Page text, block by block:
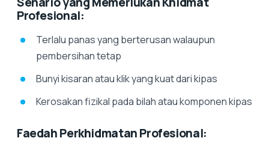
Profesional:
Terlalu panas yang berterusan walaupun
pembersihan tetap
Bunyi kisaran atau klik yang kuat dari kipas
Kerosakan fizikal pada bilah atau komponen kipas
Faedah Perkhidmatan Profesional: